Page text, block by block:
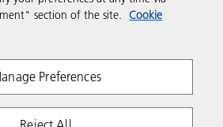
section of the site. Cookie
Preferences